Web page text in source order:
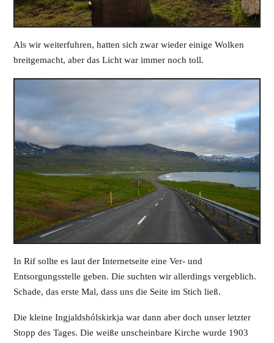
Als wir weiterfuhren, hatten sich zwar wieder einige Wolken
breitgemacht, aber das Licht war immer noch toll.
In Rif sollte es laut der Internetseite eine Ver- und
Entsorgungsstelle geben. Die suchten wir allerdings vergeblich.
Schade, das erste Mal, dass uns die Seite im Stich ließ.
Die kleine Ingjaldshólskirkja war dann aber doch unser letzter
Stopp des Tages. Die weiße unscheinbare Kirche wurde 1903